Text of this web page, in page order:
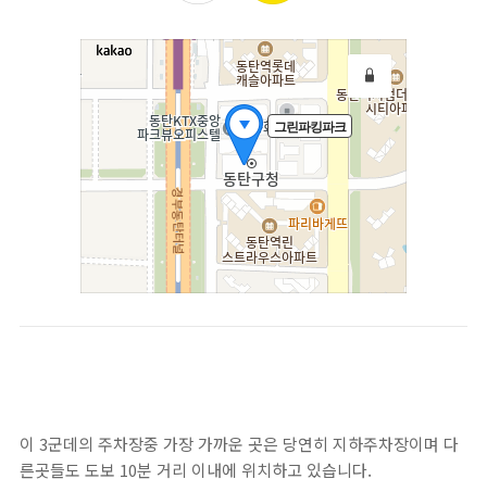
이 3군데의 주차장중 가장 가까운 곳은 당연히 지하주차장이며 다
른곳들도 도보 10분 거리 이내에 위치하고 있습니다.